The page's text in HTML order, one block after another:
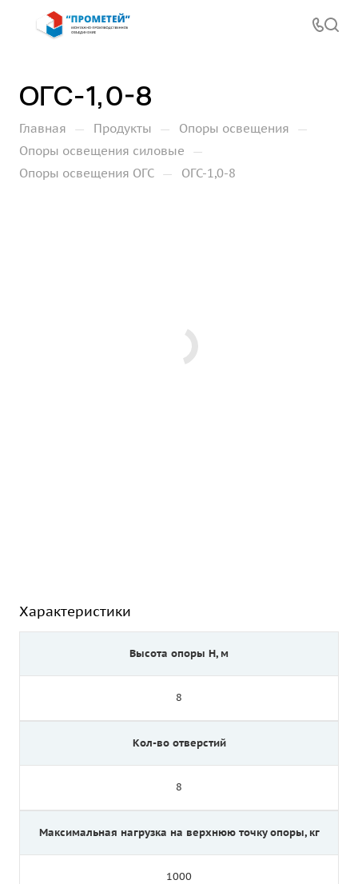
ОГС-1,0-8
Главная — Продукты — Опоры освещения —
Опоры освещения силовые —
Опоры освещения ОГС — ОГС-1,0-8
Характеристики
Высота опоры Н, м
8
Кол-во отверстий
8
Максимальная нагрузка на верхнюю точку опоры, кг
1000